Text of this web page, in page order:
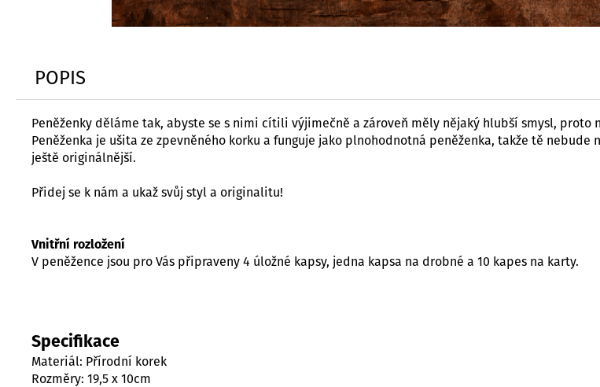
POPIS
Peněženky děláme tak, abyste se s nimi cítili výjimečně a zároveň měly nějaký hlubší smysl,
Peněženka je ušita ze zpevněného korku a funguje jako plnohodnotná peněženka, takže tě
ještě originálnější.
Přidej se k nám a ukaž svůj styl a originalitu!
Vnitřní rozložení
V peněžence jsou pro Vás připraveny 4 úložné kapsy, jedna kapsa na drobné a 10 kapes na karty.
Specifikace
Materiál: Přírodní korek
Rozměry: 19,5 x 10cm